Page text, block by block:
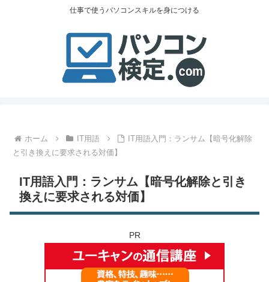
仕事で使うパソコンスキルを身につける
ホーム IT用語
IT用語入門：ランサム【暗号化解除
と引き換えに要求される対価】
IT用語入門：ランサム【暗号化解除と引き
換えに要求される対価】
PR